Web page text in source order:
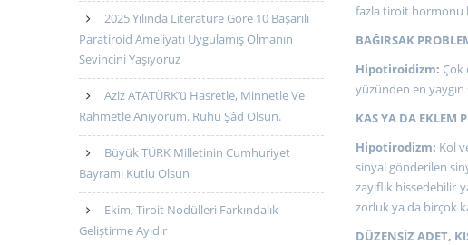
2025 Yılında Literatüre Göre 10 Başarılı
Paratiroid Ameliyatı Uygulamış Olmanın
Sevincini Yaşıyoruz
Aziz ATATÜRK’ü Hasretle, Minnetle Ve
Rahmetle Anıyorum. Ruhu Şâd Olsun.
Büyük TÜRK Milletinin Cumhuriyet
Bayramı Kutlu Olsun
Ekim, Tiroit Nodülleri Farkındalık
Geliştirme Ayıdır
fazla tiroit hormonu
BAĞIRSAK
Hipotiroidizm: Çok
yüzünden en
KAS YA DA EKLEM
Hipotirodizm: Kol
sinyal gönderilen
zayıflık hissedebilir
zorluk ya da birçok
DÜZENSİZ ADET,